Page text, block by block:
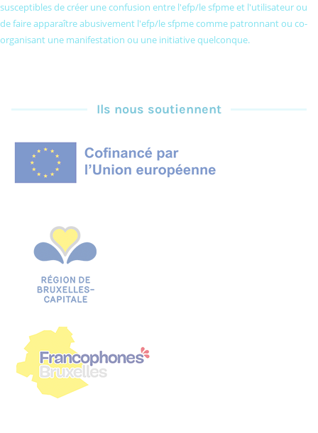
susceptibles de créer une confusion entre l'efp/le sfpme et l'utilisateur ou
de faire apparaître abusivement l'efp/le sfpme comme patronnant ou co-
organisant une manifestation ou une initiative quelconque.
Ils nous soutiennent